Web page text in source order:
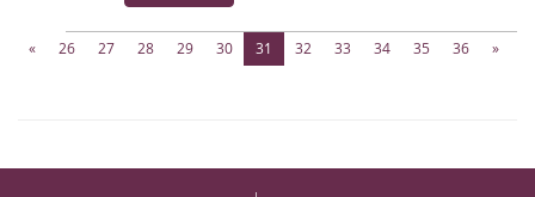
« 26 27 28 29 30 31 (current)
32 33 34 35 36 »